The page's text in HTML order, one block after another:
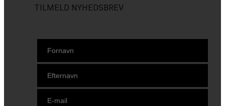
TILMELD NYHEDSBREV